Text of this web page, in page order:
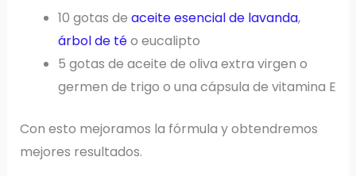
10 gotas de aceite esencial de lavanda,
árbol de téo eucalipto
5 gotas de aceite de oliva extra virgen o
germen de trigo o una cápsula de vitamina E
Con esto mejoramos la fórmula y obtendremos
mejores resultados.